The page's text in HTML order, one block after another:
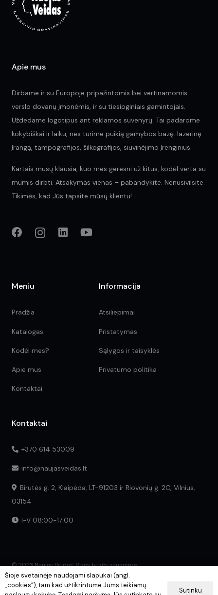
Apie mus
Dirbame ir su Europoje pripažintomis bei vertinamomis
verslo dovanų įmonėmis, ir su tiesioginiais gamintojais.
Uždedame logotipus ant reklamos suvenyrų. Tai padarome
kokybiškai ir laiku, nes turime puikią gamybos bazę: lazerinę
įrangą, tampografijos, šilkografijos, siuvinėjimo įrenginius.
Kartais mūsų klausia, kuo mes geresni už kitus, kodėl verta su
mumis dirbti. Atsakymas vienas – pabandykite. Nenusivilsite.
Tikimės, kad Jūs tapsite mūsų klientu!
Meniu
Pradžia
Katalogas
Kodėl mes?
Apie mus
Kontaktai
Informacija
Atsiliepimai
Pristatymas
Sąlygos ir taisyklės
Privatumo politika
Kontaktai
+370 614 53009
info@naujasveidas.lt
Birutės g. 2, Klaipėda, LT-91203 ir Riovonių g. 2C, Vilnius,
03154
I-V 08:00-17:00
© 2023 Naujas Veidas. Visos teisės saugomos.
Šioje svetainėje naudojami slapukai (angl.
„cookies“), tam kad užtikrintume Jums teikiamų
Sutinku